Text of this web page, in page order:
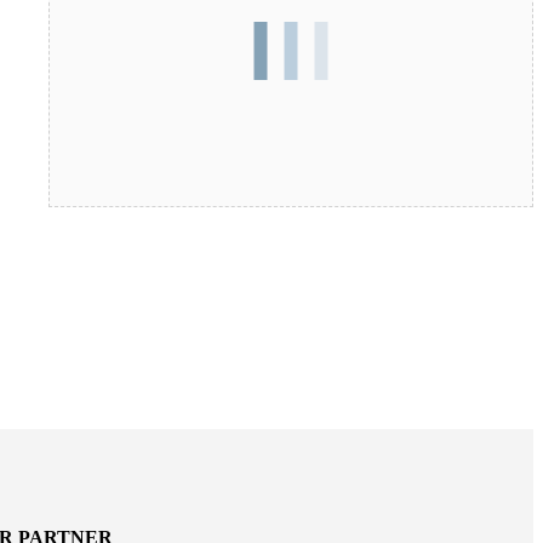
PARTNER